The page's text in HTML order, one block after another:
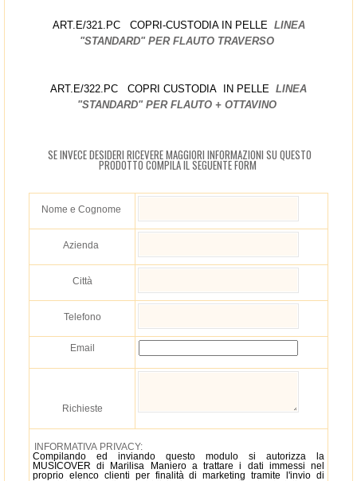
ART.E/321.PC COPRI-CUSTODIA IN PELLE LINEA
"STANDARD" PER FLAUTO TRAVERSO
ART.E/322.PC COPRI CUSTODIA IN PELLE LINEA
"STANDARD" PER FLAUTO + OTTAVINO
SE INVECE DESIDERI RICEVERE MAGGIORI INFORMAZIONI SU QUESTO
PRODOTTO COMPILA IL SEGUENTE FORM
Nome e Cognome
Azienda
Città
Telefono
Email
Richieste
INFORMATIVA PRIVACY:
Compilando ed inviando questo modulo si autorizza la
MUSICOVER di Marilisa Maniero a trattare i dati immessi nel
proprio elenco clienti per finalità di marketing tramite l'invio di